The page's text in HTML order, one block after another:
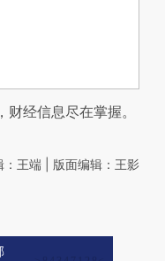
经信息尽在掌握。
：王端 | 版面编辑：王影